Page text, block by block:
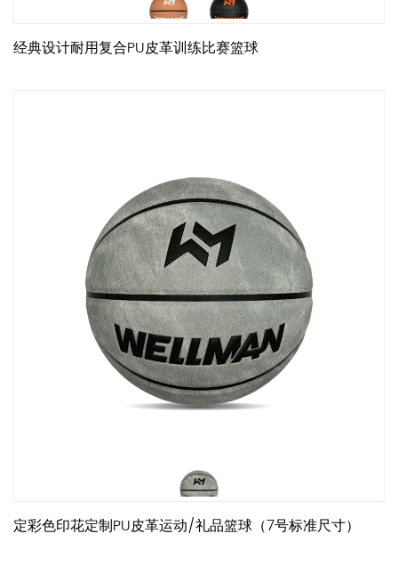
经典设计耐用复合PU皮革训练比赛篮球
定彩色印花定制PU皮革运动/礼品篮球（7号标准尺寸）